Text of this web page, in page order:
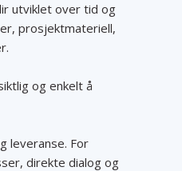
utviklet over tid og
prosjektmateriell,
og enkelt å
leveranse. For
direkte dialog og